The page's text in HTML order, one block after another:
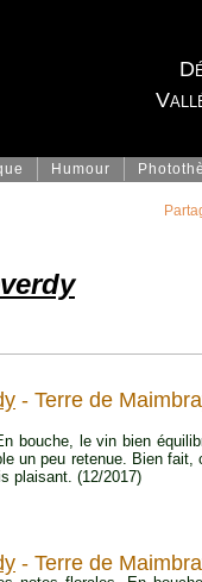
Humour
- Terre de
bouche, le vin bien
un peu retenue. Bien fait,
plaisant. (12/2017)
- Terre de